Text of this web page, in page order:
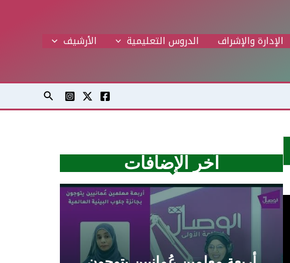
الإدارة والإشراف الدروس التعليمية اﻷرشيف
البحث
آخر الإضافات